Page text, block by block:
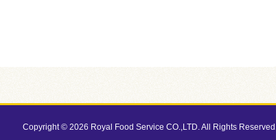
Copyright © 2026 Royal Food Service CO.,LTD. All Rights Reserved.